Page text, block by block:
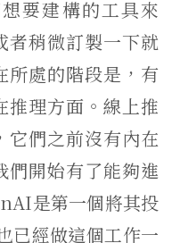
要建構的工具來
者稍微訂製一下就
所處的階段是，有
推理方面。線上推
它們之前沒有內在
們開始有了能夠進
是第一個將其投
已經做這個工作一